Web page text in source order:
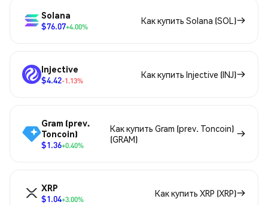
Solana
$76.07+4.00%
Как купить Solana (SOL)
Injective
$4.42-1.13%
Как купить Injective (INJ)
Gram (prev.
Toncoin)
$1.36+0.40%
Как купить Gram (prev. Toncoin)
(GRAM)
XRP
$1.04+3.00%
Как купить XRP (XRP)